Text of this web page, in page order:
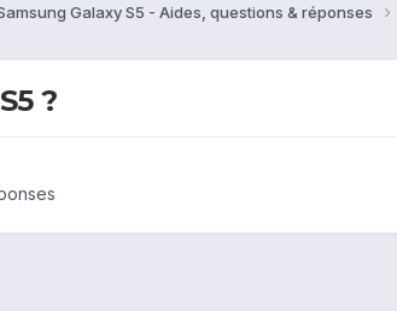
Galaxy S5 - Aides, questions & réponses
?